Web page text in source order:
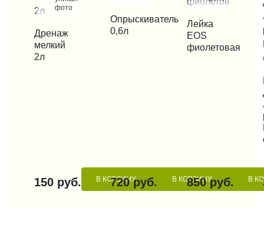
фото
КУПИТЬ В 1 КЛИК
Дренаж
мелкий
2л
150 руб. В КОРЗИНУ
КУПИТЬ В 1 КЛИК
Опрыскиватель
0,6л
720 руб. В КОРЗИНУ
КУПИТЬ В 1 КЛИК
Лейка
EOS
фиолетовая
850 руб. В